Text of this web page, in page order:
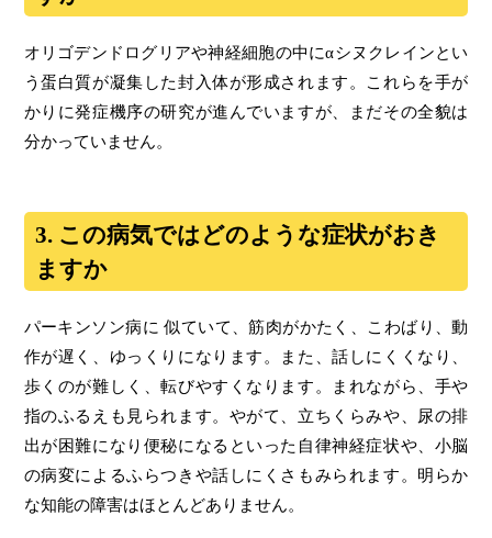
オリゴデンドログリアや神経細胞の中にαシヌクレインとい
う蛋白質が凝集した封入体が形成されます。これらを手が
かりに発症機序の研究が進んでいますが、まだその全貌は
分かっていません。
3. この病気ではどのような症状がおき
ますか
パーキンソン病に 似ていて、筋肉がかたく、こわばり、動
作が遅く、ゆっくりになります。また、話しにくくなり、
歩くのが難しく、転びやすくなります。まれながら、手や
指のふるえも見られます。やがて、立ちくらみや、尿の排
出が困難になり便秘になるといった自律神経症状や、小脳
の病変によるふらつきや話しにくさもみられます。明らか
な知能の障害はほとんどありません。